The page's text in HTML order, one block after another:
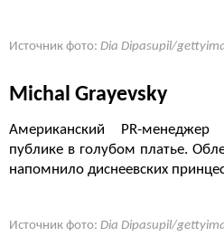
Источник фото: Dia Dipasupil/
Michal Grayevsky
Американский PR-
публике в голубом платье.
напомнило диснеевских
Источник фото: Dia Dipasupil/